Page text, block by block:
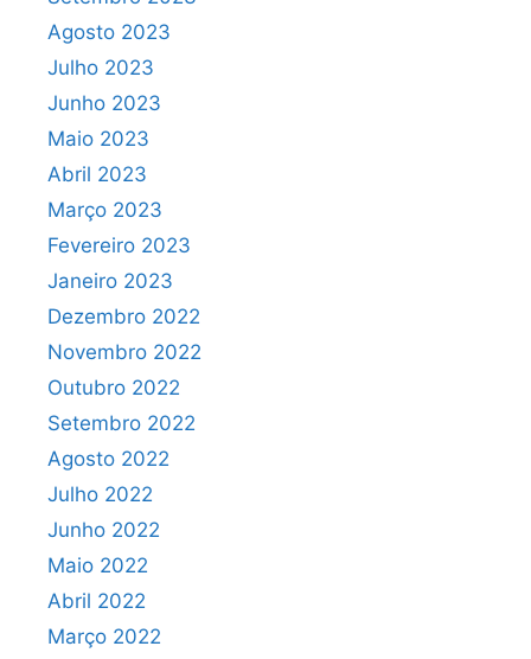
Agosto 2023
Julho 2023
Junho 2023
Maio 2023
Abril 2023
Março 2023
Fevereiro 2023
Janeiro 2023
Dezembro 2022
Novembro 2022
Outubro 2022
Setembro 2022
Agosto 2022
Julho 2022
Junho 2022
Maio 2022
Abril 2022
Março 2022